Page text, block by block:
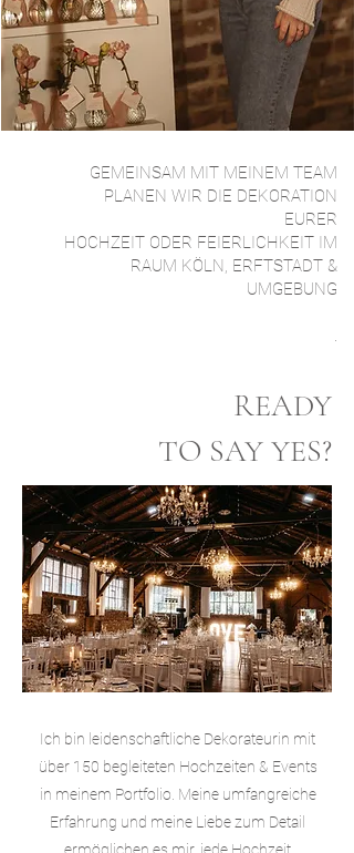
GEMEINSAM MIT MEINEM TEAM
PLANEN WIR DIE DEKORATION
EURER
HOCHZEIT ODER FEIERLICHKEIT IM
RAUM KÖLN, ERFTSTADT &
UMGEBUNG
.
READY
TO SAY YES?
Ich bin leidenschaftliche Dekorateurin mit
über 150 begleiteten Hochzeiten & Events
in meinem Portfolio. Meine umfangreiche
Erfahrung und meine Liebe zum Detail